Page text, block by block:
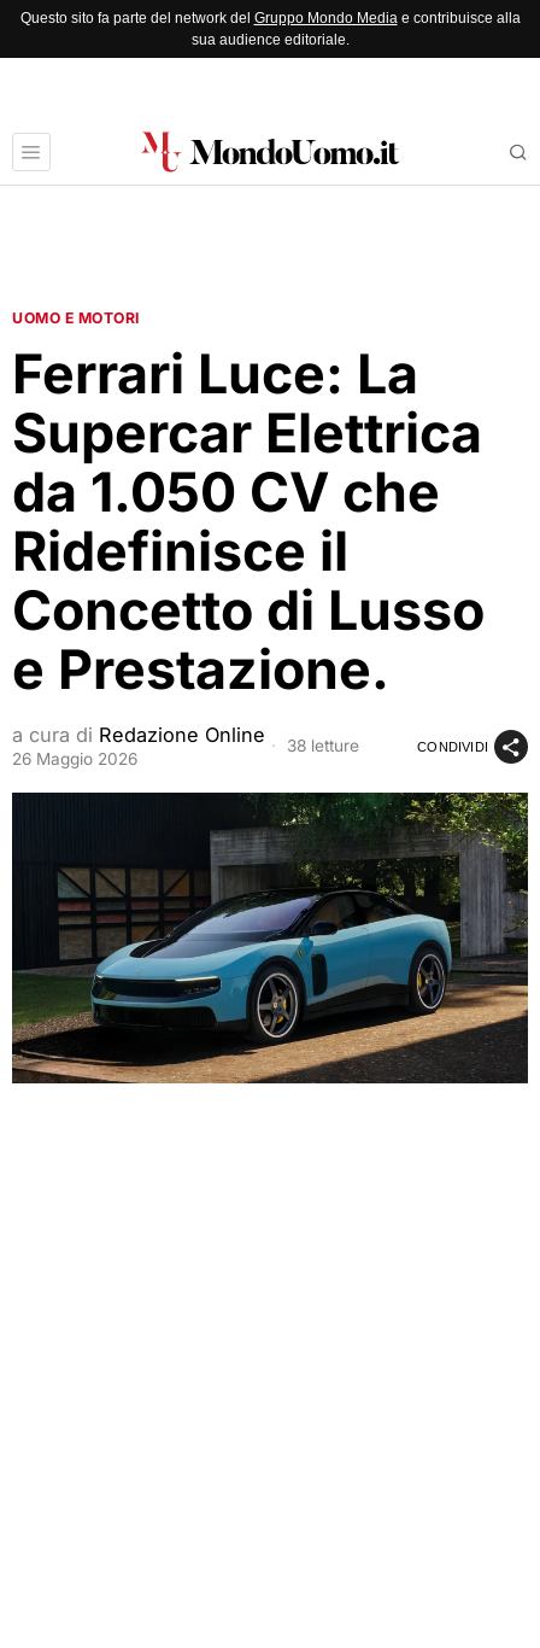
Questo sito fa parte del network del Gruppo Mondo Mediae contribuisce alla
sua audience editoriale.
UOMO E MOTORI
Ferrari Luce: La
Supercar Elettrica
da 1.050 CV che
Ridefinisce il
Concetto di Lusso
e Prestazione.
a cura di Redazione Online
26 Maggio 2026
38 letture CONDIVIDI